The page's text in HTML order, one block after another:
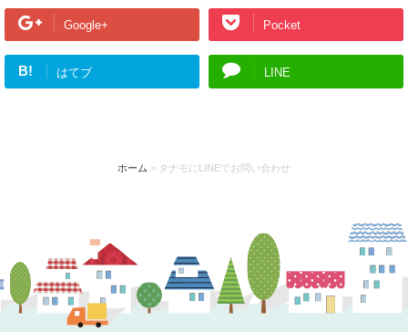
Google+ Pocket
B! はてブ LINE
ホーム > タナモにLINEでお問い合わせ